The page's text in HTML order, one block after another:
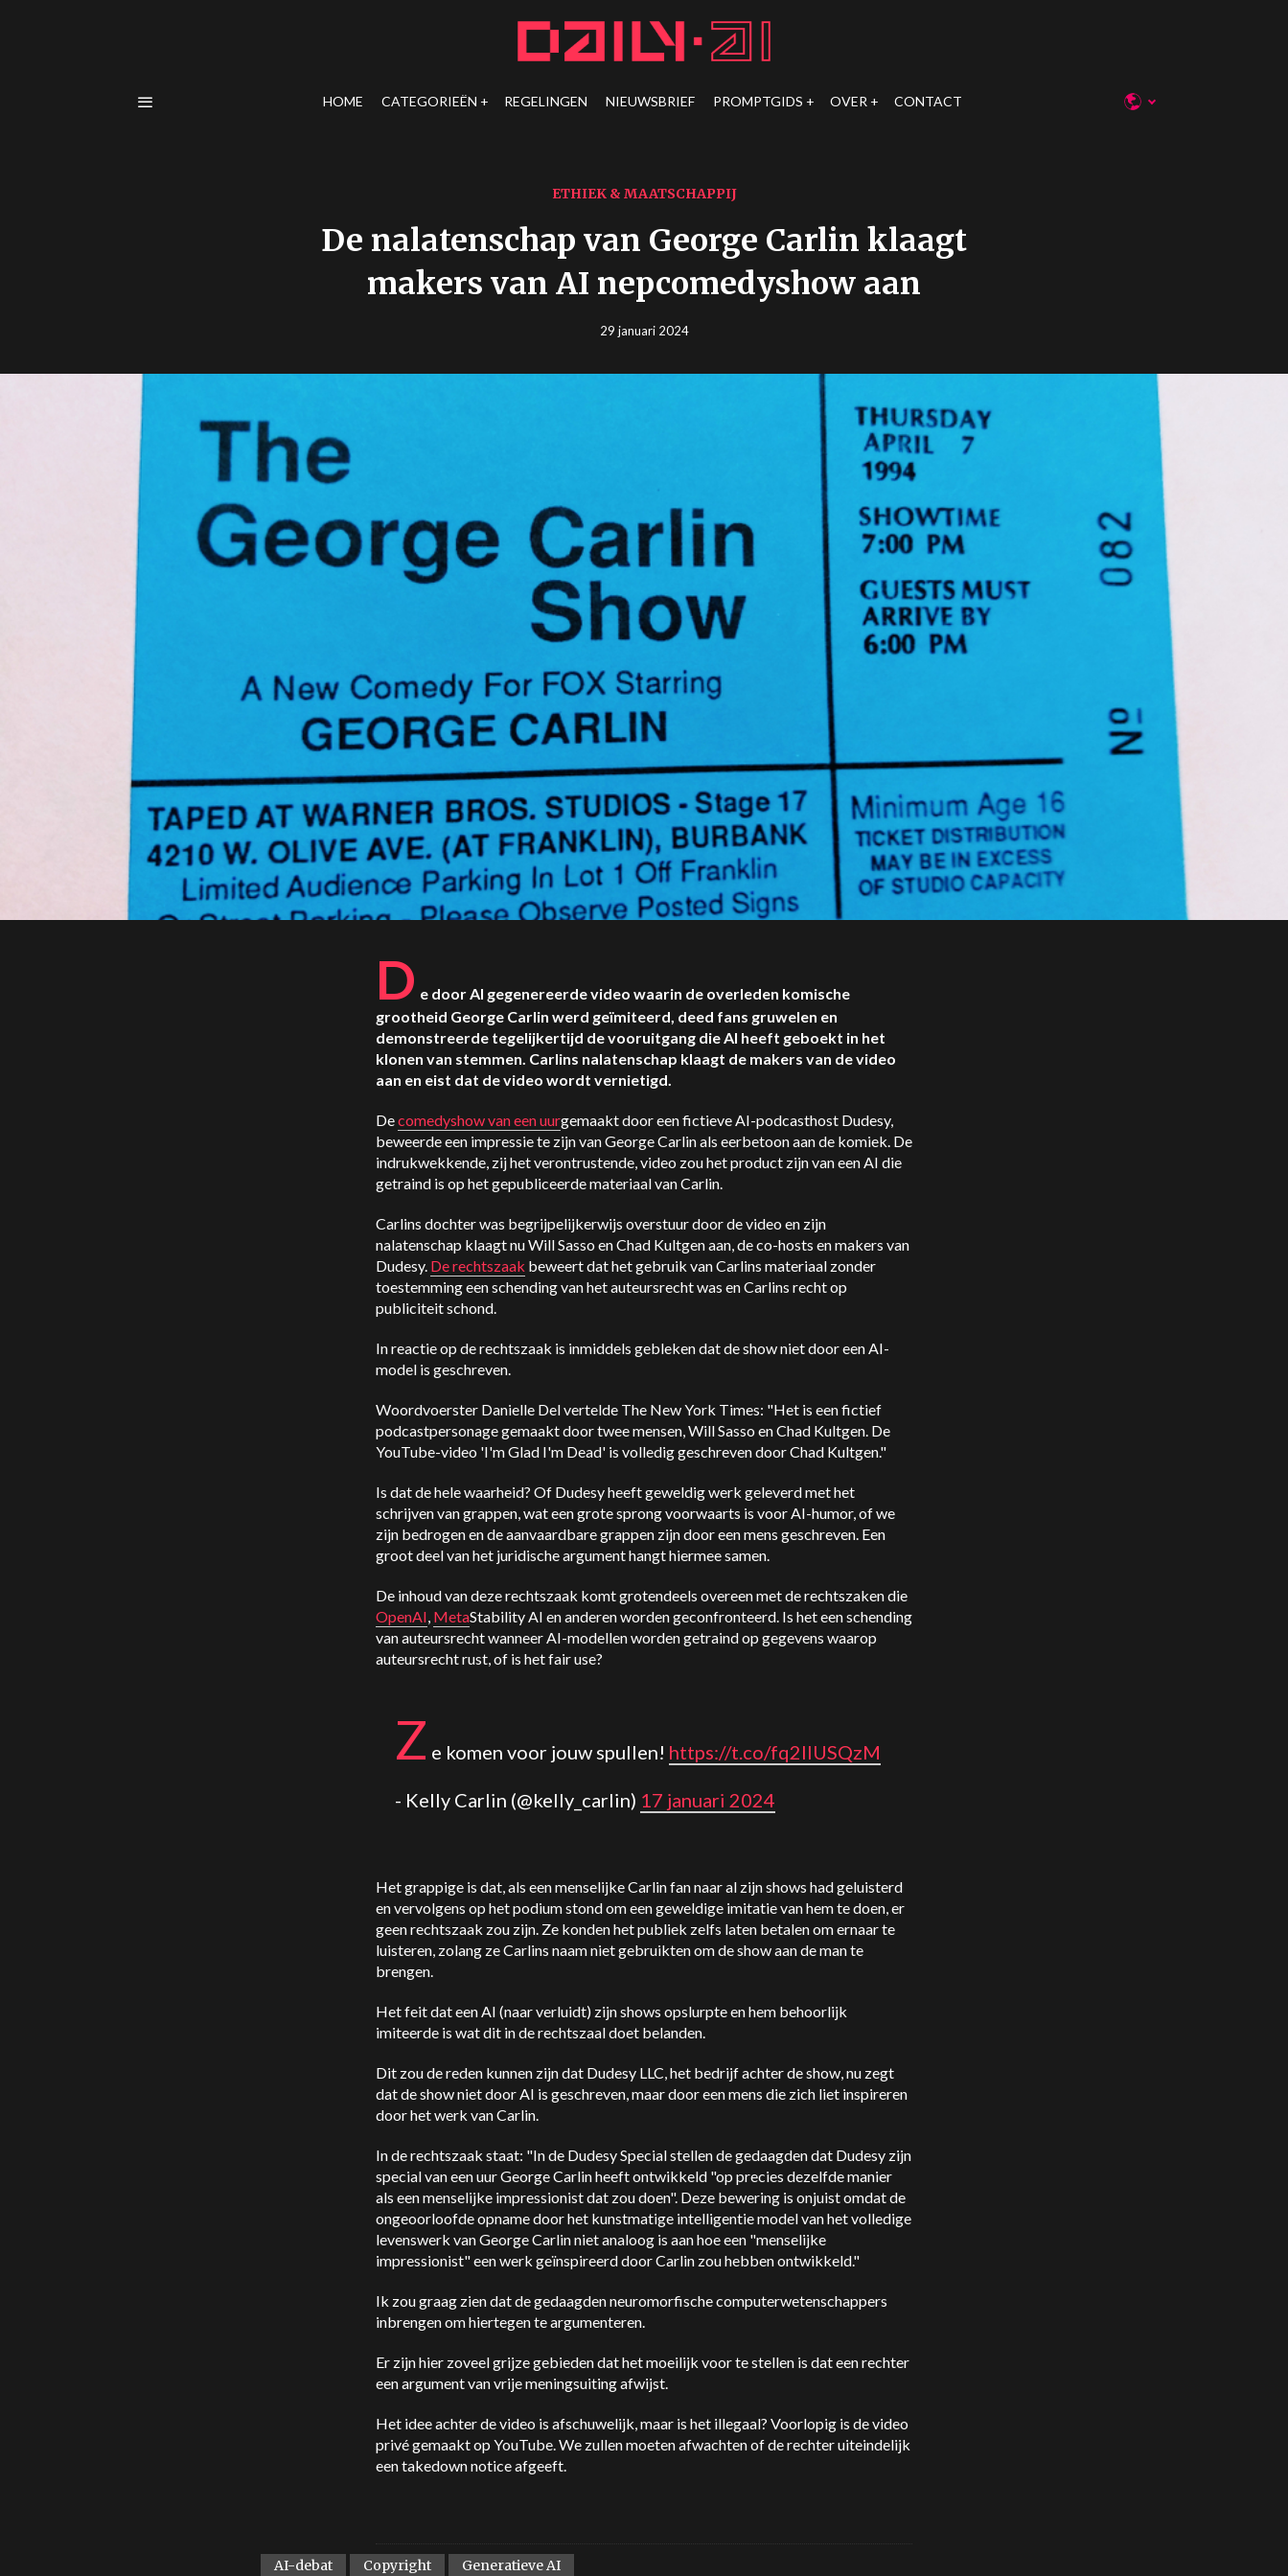
HOME CATEGORIEËN REGELINGEN NIEUWSBRIEF PROMPTGIDS OVER CONTACT
ETHIEK & MAATSCHAPPIJ
De nalatenschap van George Carlin klaagt
makers van AI nepcomedyshow aan
29 januari 2024
D e door AI gegenereerde video waarin de overleden komische
grootheid George Carlin werd geïmiteerd, deed fans gruwelen en
demonstreerde tegelijkertijd de vooruitgang die AI heeft geboekt in het
klonen van stemmen. Carlins nalatenschap klaagt de makers van de video
aan en eist dat de video wordt vernietigd.
Decomedyshow van een uurgemaakt door een fictieve AI-podcasthost Dudesy,
beweerde een impressie te zijn van George Carlin als eerbetoon aan de komiek. De
indrukwekkende, zij het verontrustende, video zou het product zijn van een AI die
getraind is op het gepubliceerde materiaal van Carlin.
Carlins dochter was begrijpelijkerwijs overstuur door de video en zijn
nalatenschap klaagt nu Will Sasso en Chad Kultgen aan, de co-hosts en makers van
Dudesy. De rechtszaak beweert dat het gebruik van Carlins materiaal zonder
toestemming een schending van het auteursrecht was en Carlins recht op
publiciteit schond.
In reactie op de rechtszaak is inmiddels gebleken dat de show niet door een AI-
model is geschreven.
Woordvoerster Danielle Del vertelde The New York Times: "Het is een fictief
podcastpersonage gemaakt door twee mensen, Will Sasso en Chad Kultgen. De
YouTube-video 'I'm Glad I'm Dead' is volledig geschreven door Chad Kultgen."
Is dat de hele waarheid? Of Dudesy heeft geweldig werk geleverd met het
schrijven van grappen, wat een grote sprong voorwaarts is voor AI-humor, of we
zijn bedrogen en de aanvaardbare grappen zijn door een mens geschreven. Een
groot deel van het juridische argument hangt hiermee samen.
De inhoud van deze rechtszaak komt grotendeels overeen met de rechtszaken die
OpenAI, MetaStability AI en anderen worden geconfronteerd. Is het een schending
van auteursrecht wanneer AI-modellen worden getraind op gegevens waarop
auteursrecht rust, of is het fair use?
Z e komen voor jouw spullen! https://t.co/fq2IlUSQzM
- Kelly Carlin (@kelly_carlin) 17 januari 2024
Het grappige is dat, als een menselijke Carlin fan naar al zijn shows had geluisterd
en vervolgens op het podium stond om een geweldige imitatie van hem te doen, er
geen rechtszaak zou zijn. Ze konden het publiek zelfs laten betalen om ernaar te
luisteren, zolang ze Carlins naam niet gebruikten om de show aan de man te
brengen.
Het feit dat een AI (naar verluidt) zijn shows opslurpte en hem behoorlijk
imiteerde is wat dit in de rechtszaal doet belanden.
Dit zou de reden kunnen zijn dat Dudesy LLC, het bedrijf achter de show, nu zegt
dat de show niet door AI is geschreven, maar door een mens die zich liet inspireren
door het werk van Carlin.
In de rechtszaak staat: "In de Dudesy Special stellen de gedaagden dat Dudesy zijn
special van een uur George Carlin heeft ontwikkeld "op precies dezelfde manier
als een menselijke impressionist dat zou doen". Deze bewering is onjuist omdat de
ongeoorloofde opname door het kunstmatige intelligentie model van het volledige
levenswerk van George Carlin niet analoog is aan hoe een "menselijke
impressionist" een werk geïnspireerd door Carlin zou hebben ontwikkeld."
Ik zou graag zien dat de gedaagden neuromorfische computerwetenschappers
inbrengen om hiertegen te argumenteren.
Er zijn hier zoveel grijze gebieden dat het moeilijk voor te stellen is dat een rechter
een argument van vrije meningsuiting afwijst.
Het idee achter de video is afschuwelijk, maar is het illegaal? Voorlopig is de video
privé gemaakt op YouTube. We zullen moeten afwachten of de rechter uiteindelijk
een takedown notice afgeeft.
AI-debat Copyright Generatieve AI